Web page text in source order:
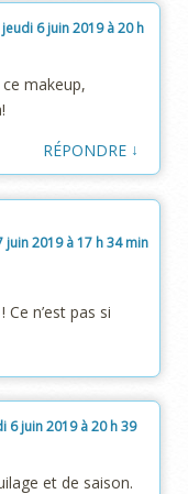
jeudi 6 juin 2019 à 20 h
makeup,
RÉPONDRE ↓
juin 2019 à 17 h 34 min
n’est pas si
6 juin 2019 à 20 h 39
et de saison.